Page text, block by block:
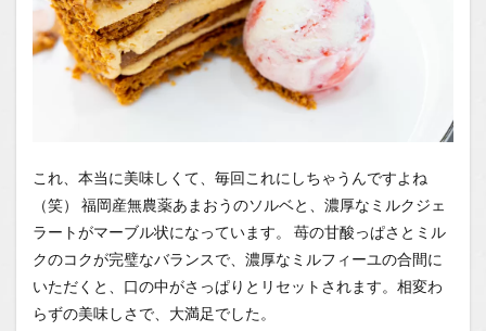
これ、本当に美味しくて、毎回これにしちゃうんですよね
（笑） 福岡産無農薬あまおうのソルベと、濃厚なミルクジェ
ラートがマーブル状になっています。 苺の甘酸っぱさとミル
クのコクが完璧なバランスで、濃厚なミルフィーユの合間に
いただくと、口の中がさっぱりとリセットされます。相変わ
らずの美味しさで、大満足でした。